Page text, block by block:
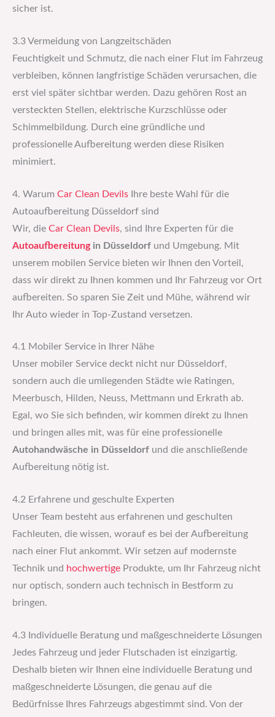
sicher ist.
3.3 Vermeidung von Langzeitschäden
Feuchtigkeit und Schmutz, die nach einer Flut im Fahrzeug
verbleiben, können langfristige Schäden verursachen, die
erst viel später sichtbar werden. Dazu gehören Rost an
versteckten Stellen, elektrische Kurzschlüsse oder
Schimmelbildung. Durch eine gründliche und
professionelle Aufbereitung werden diese Risiken
minimiert.
4. Warum Car Clean Devils Ihre beste Wahl für die
Autoaufbereitung Düsseldorf sind
Wir, die Car Clean Devils, sind Ihre Experten für die
Autoaufbereitungin Düsseldorf und Umgebung. Mit
unserem mobilen Service bieten wir Ihnen den Vorteil,
dass wir direkt zu Ihnen kommen und Ihr Fahrzeug vor Ort
aufbereiten. So sparen Sie Zeit und Mühe, während wir
Ihr Auto wieder in Top-Zustand versetzen.
4.1 Mobiler Service in Ihrer Nähe
Unser mobiler Service deckt nicht nur Düsseldorf,
sondern auch die umliegenden Städte wie Ratingen,
Meerbusch, Hilden, Neuss, Mettmann und Erkrath ab.
Egal, wo Sie sich befinden, wir kommen direkt zu Ihnen
und bringen alles mit, was für eine professionelle
Autohandwäsche in Düsseldorf und die anschließende
Aufbereitung nötig ist.
4.2 Erfahrene und geschulte Experten
Unser Team besteht aus erfahrenen und geschulten
Fachleuten, die wissen, worauf es bei der Aufbereitung
nach einer Flut ankommt. Wir setzen auf modernste
Technik und hochwertige Produkte, um Ihr Fahrzeug nicht
nur optisch, sondern auch technisch in Bestform zu
bringen.
4.3 Individuelle Beratung und maßgeschneiderte Lösungen
Jedes Fahrzeug und jeder Flutschaden ist einzigartig.
Deshalb bieten wir Ihnen eine individuelle Beratung und
maßgeschneiderte Lösungen, die genau auf die
Bedürfnisse Ihres Fahrzeugs abgestimmt sind. Von der